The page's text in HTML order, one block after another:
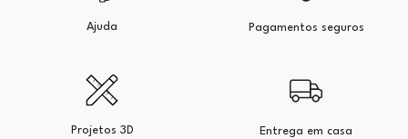
Ajuda Pagamentos seguros
Projetos 3D Entrega em casa